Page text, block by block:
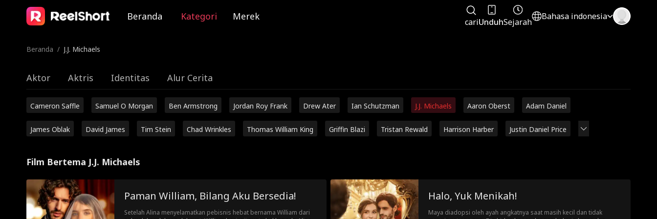
Beranda Kategori Merek cariUnduhSejarah
Bahasa indonesia
Beranda / J.J. Michaels
Aktor Aktris Identitas Alur Cerita
Cameron Saffle Samuel O Morgan Ben Armstrong Jordan Roy Frank Drew Ater Ian Schutzman J.J. Michaels Aaron Oberst Adam Daniel
James Oblak David James Tim Stein Chad Wrinkles Thomas William King Griffin Blazi Tristan Rewald Harrison Harber Justin Daniel Price
Film Bertema J.J. Michaels
Paman William, Bilang Aku Bersedia!
Setelah Alina menyelamatkan pebisnis hebat bernama William dari
Halo, Yuk Menikah!
Maya diadopsi oleh ayah angkatnya saat masih kecil dan tidak